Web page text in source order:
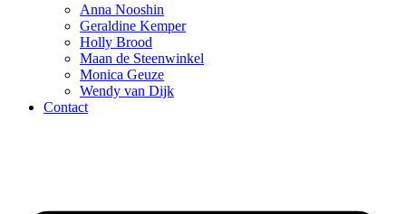
Anna Nooshin
Geraldine Kemper
Holly Brood
Maan de Steenwinkel
Monica Geuze
Wendy van Dijk
Contact